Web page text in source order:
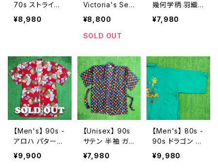
70s ストライプ
ノーカラー ガウ
ン / 60年代 70
ズ 半袖 N1487
¥8,980
Victoria's Sec
ret シアー素材
ペイズリー柄 ガ
ウン / 90年代
メンズ 半袖 総
柄 羽織り 2187
¥8,800
SOLD OUT
幾何学柄 羽織り
シャツ ジャケッ
ト / アメリカ製
ズ レディース N
0252
¥7,980
【Men's】 90s -
アロハ パターン
ガウン / 90年代
シャツ ロング丈
¥9,900
【Unisex】 90s
サテン 半袖 ガ
ウン / 90年代
古着 メンズ レデ
¥7,980
【Men's】 80s -
90s ドラゴン 刺
繍 シルク ガウン
/ 80年代 90年
¥9,980